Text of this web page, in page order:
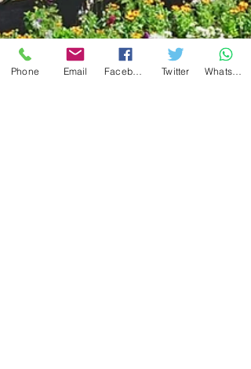
Phone Email Twitter